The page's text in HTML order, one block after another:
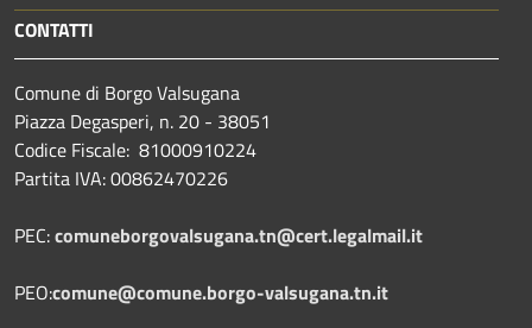
CONTATTI
Comune di Borgo Valsugana
Piazza Degasperi, n. 20 - 38051
Codice Fiscale: 81000910224
Partita IVA: 00862470226
PEC:comuneborgovalsugana.tn@cert.legalmail.it
PEO:comune@comune.borgo-valsugana.tn.it